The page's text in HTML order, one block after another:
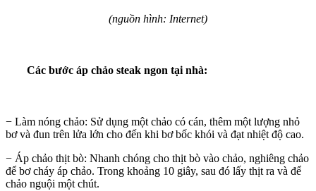
(nguồn hình: Internet)
Các bước áp chảo steak ngon tại nhà:
− Làm nóng chảo: Sử dụng một chảo có cán, thêm một lượng nhỏ
bơ và đun trên lửa lớn cho đến khi bơ bốc khói và đạt nhiệt độ cao.
− Áp chảo thịt bò: Nhanh chóng cho thịt bò vào chảo, nghiêng chảo
để bơ cháy áp chảo. Trong khoảng 10 giây, sau đó lấy thịt ra và để
chảo nguội một chút.